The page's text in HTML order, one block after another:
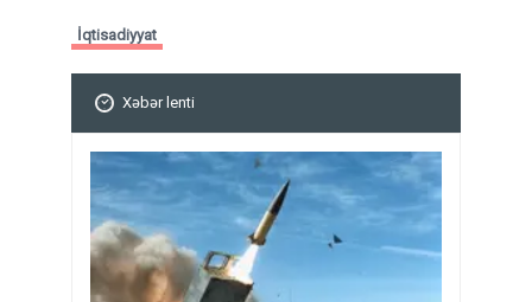
İqtisadiyyat
Xəbər lenti